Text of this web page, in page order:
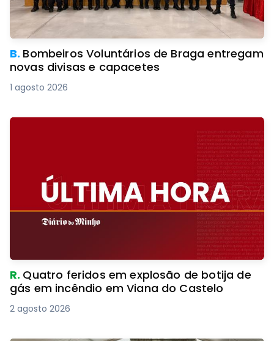
B. Bombeiros Voluntários de Braga entregam
novas divisas e capacetes
1 agosto 2026
R. Quatro feridos em explosão de botija de
gás em incêndio em Viana do Castelo
2 agosto 2026